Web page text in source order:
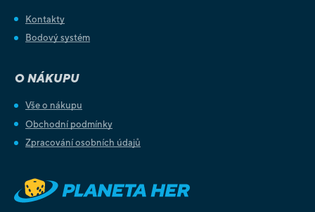
Kontakty
Bodový systém
O NÁKUPU
Vše o nákupu
Obchodní podmínky
Zpracování osobních údajů